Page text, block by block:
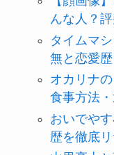
んな人？
タイムマ
無と恋愛
オカリナ
食事方法
おいでや
歴を徹底リ